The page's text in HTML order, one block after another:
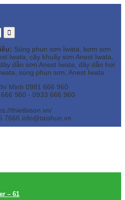
Súng phun sơn Iwata, bơm sơn
Iwata, cây khuấy sơn Anest Iwata,
dẫn sơn Anest Iwata, dây dẫn hơi
súng phun sơn, Anest Iwata
Minh 0981 666 960
960 - 0933 666 960
thietbison.vn/
7666 info@taishun.vn
– 61